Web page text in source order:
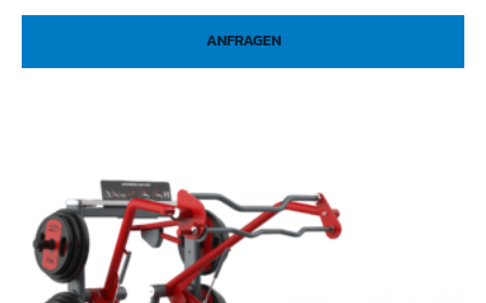
ANFRAGEN